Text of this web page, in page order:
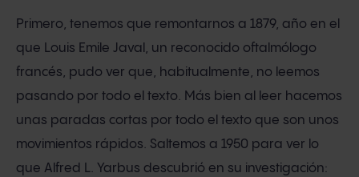
Primero, tenemos que remontarnos a 1879, año en el
que Louis Emile Javal, un reconocido oftalmólogo
francés, pudo ver que, habitualmente, no leemos
pasando por todo el texto. Más bien al leer hacemos
unas paradas cortas por todo el texto que son unos
movimientos rápidos. Saltemos a 1950 para ver lo
que Alfred L. Yarbus descubrió en su investigación: